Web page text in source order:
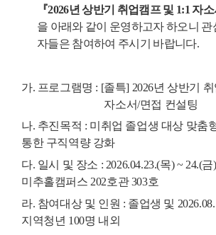
『2026년 상반기 취업캠프 및 1:1자소
을 아래와 같이 운영하고자 하오니 관
자들은 참여하여 주시기 바랍니다.
가. 프로그램명 : [졸특] 2026년 상반기
자소서/면접 컨설팅
나. 추진목적 : 미취업 졸업생 대상 맞춤
통한 구직역량 강화
다. 일시 및 장소 : 2026.04.23.(목) ~ 24.(금
미추홀캠퍼스 202호관303호
라. 참여대상 및 인원 : 졸업생 및 2026.08.
지역청년 100명 내외